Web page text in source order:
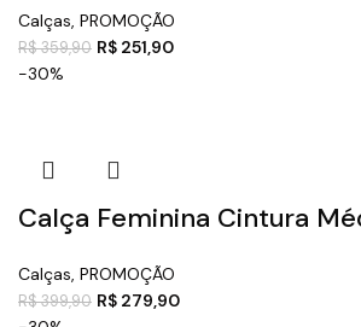
Calças, PROMOÇÃO
R$359,90 R$ 251,90
-30%
Calça Feminina Cintura
Calças, PROMOÇÃO
R$399,90 R$ 279,90